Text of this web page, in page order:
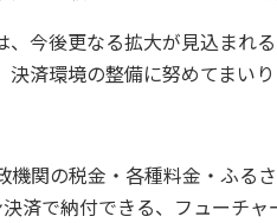
今後更なる拡大が見込まれ
済環境の整備に努めてまいり
関の税金・各種料金・ふる
済で納付できる、フューチ